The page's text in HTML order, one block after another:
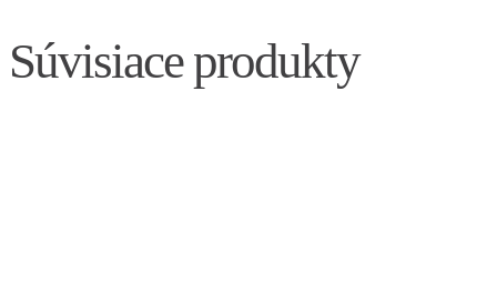
Súvisiace produkty